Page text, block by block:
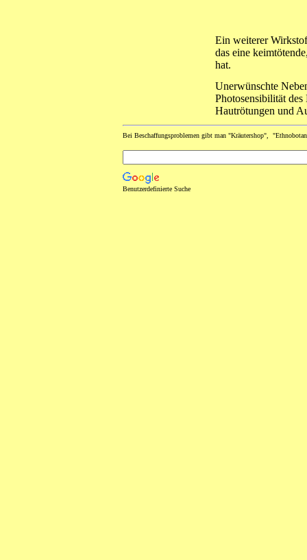
Ein weiterer
das eine
hat.
Unerwünschte
Photosensibilität
Hautrötungen und
Bei Beschaffungsproblemen gibt man "Kräutershop",
Benutzerdefinierte Suche